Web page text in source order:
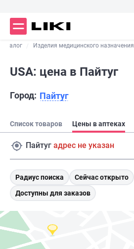
Изделия медицинского назначения
USA: цена в Пайтуг
Город: Пайтуг
Список товаров Цены в аптеках
Пайтуг адрес не указан
Радиус поиска Сейчас открыто
Доступны для заказов